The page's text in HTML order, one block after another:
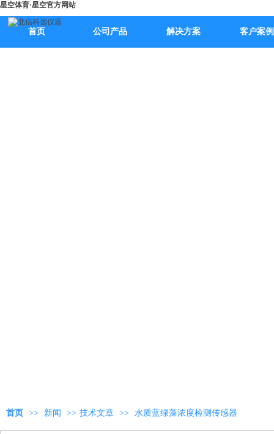
星空体育·星空官方网站
首页 公司产品 解决方案 客户案例
首页 >> 新闻 >> 技术文章 >> 水质蓝绿藻浓度检测传感器